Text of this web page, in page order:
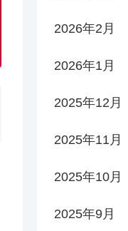
2026年2月
2026年1月
2025年12月
2025年11月
2025年10月
2025年9月